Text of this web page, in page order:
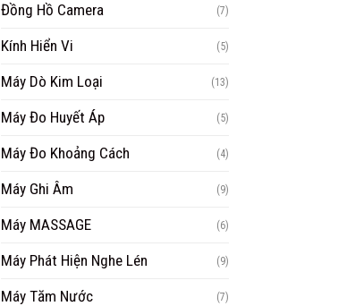
Đồng Hồ Camera (7)
Kính Hiển Vi (5)
Máy Dò Kim Loại (13)
Máy Đo Huyết Áp (5)
Máy Đo Khoảng Cách (4)
Máy Ghi Âm (9)
Máy MASSAGE (6)
Máy Phát Hiện Nghe Lén (9)
Máy Tăm Nước (7)